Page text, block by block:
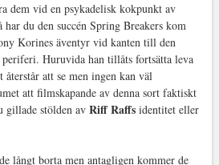
dem vid en psykadelisk kokpunkt av
har du den succén Spring Breakers kom
Korines äventyr vid kanten till den
Huruvida han tillåts fortsätta leva
att se men ingen kan väl
att filmskapande av denna sort faktiskt
stölden av Riff Raffsidentitet eller
långt borta men antagligen kommer de